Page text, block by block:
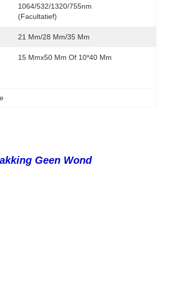
1064/532/1320/755nm
(facultatief)
21 Mm/28 Mm/35 Mm
15 Mmx50 Mm Of 10*40 Mm
Geen Wond